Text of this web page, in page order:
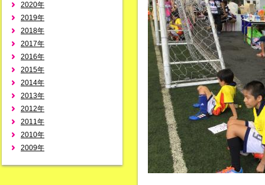
2020年
2019年
2018年
2017年
2016年
2015年
2014年
2013年
2012年
2011年
2010年
2009年